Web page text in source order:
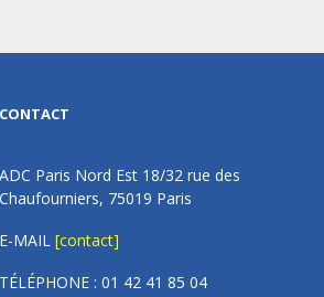
CONTACT
ADC Paris Nord Est 18/32 rue des
Chaufourniers, 75019 Paris
E-MAIL [contact]
TÉLÉPHONE : 01 42 41 85 04